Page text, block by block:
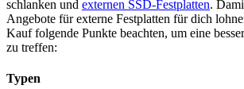
schlanken und externen SSD-Festplatten.
Angebote für externe Festplatten für dich
Kauf folgende Punkte beachten, um eine
zu treffen:
Typen